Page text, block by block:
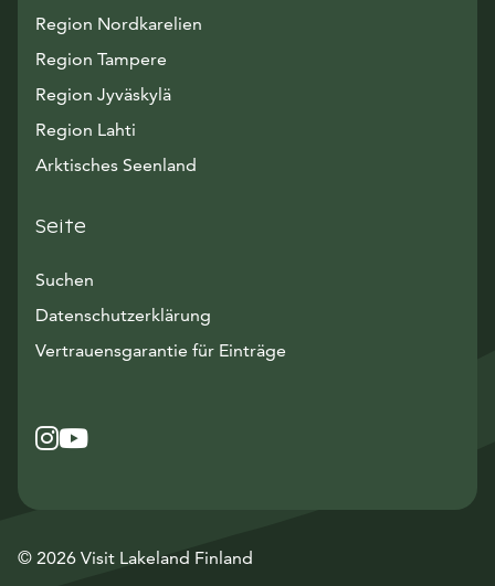
Region Nordkarelien
Region Tampere
Region Jyväskylä
Region Lahti
Arktisches Seenland
Seite
Suchen
Datenschutzerklärung
Vertrauensgarantie für Einträge
Instagram
Avautuu uuteen ikkunaan
YouTube
Avautuu uuteen ikkunaan
© 2026 Visit Lakeland Finland